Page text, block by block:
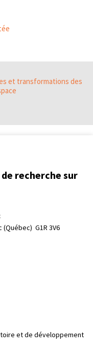
et transformations des
recherche sur
G1R 3V6
et de développement